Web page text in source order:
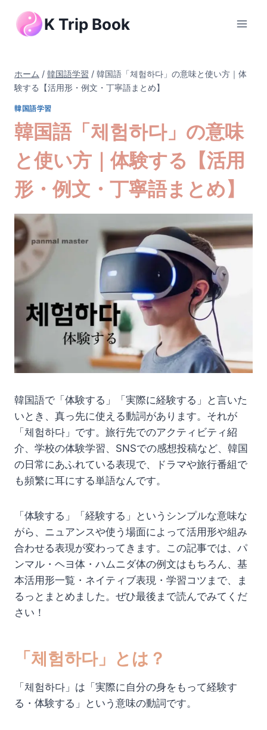
K Trip Book
ホーム / 韓国語学習 / 韓国語「체험하다」の意味と使い方｜体
験する【活用形・例文・丁寧語まとめ】
韓国語学習
韓国語「체험하다」の意味
と使い方｜体験する【活用
形・例文・丁寧語まとめ】
韓国語で「体験する」「実際に経験する」と言いた
いとき、真っ先に使える動詞があります。それが
「체험하다」です。旅行先でのアクティビティ紹
介、学校の体験学習、SNSでの感想投稿など、韓国
の日常にあふれている表現で、ドラマや旅行番組で
も頻繁に耳にする単語なんです。
「体験する」「経験する」というシンプルな意味な
がら、ニュアンスや使う場面によって活用形や組み
合わせる表現が変わってきます。この記事では、パ
ンマル・ヘヨ体・ハムニダ体の例文はもちろん、基
本活用形一覧・ネイティブ表現・学習コツまで、ま
るっとまとめました。ぜひ最後まで読んでみてくだ
さい！
「체험하다」とは？
「체험하다」は「実際に自分の身をもって経験す
る・体験する」という意味の動詞です。